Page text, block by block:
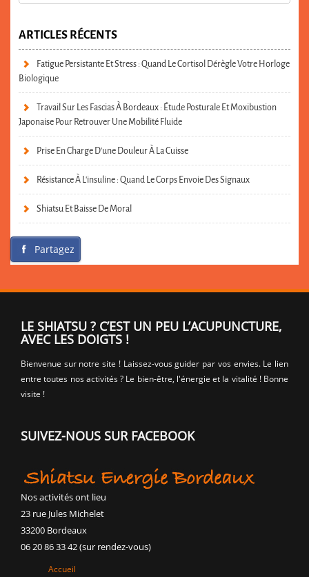
ARTICLES RÉCENTS
Fatigue Persistante Et Stress : Quand Le Cortisol Dérègle Votre Horloge
Biologique
Travail Sur Les Fascias À Bordeaux : Étude Posturale Et Moxibustion
Japonaise Pour Retrouver Une Mobilité Fluide
Prise En Charge D’une Douleur À La Cuisse
Résistance À L’insuline : Quand Le Corps Envoie Des Signaux
Shiatsu Et Baisse De Moral
Partagez
LE SHIATSU ? C’EST UN PEU L’ACUPUNCTURE,
AVEC LES DOIGTS !
Bienvenue sur notre site ! Laissez-vous guider par vos envies. Le lien
entre toutes nos activités ? Le bien-être, l'énergie et la vitalité ! Bonne
visite !
SUIVEZ-NOUS SUR FACEBOOK
Nos activités ont lieu
23 rue Jules Michelet
33200 Bordeaux
06 20 86 33 42 (sur rendez-vous)
Accueil